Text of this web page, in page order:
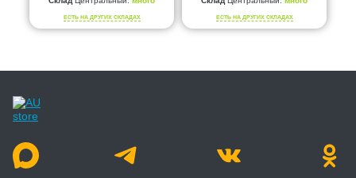
ЕСТЬ НА ДРУГИХ СКЛАДАХ ЕСТЬ НА ДРУГИХ СКЛАДАХ